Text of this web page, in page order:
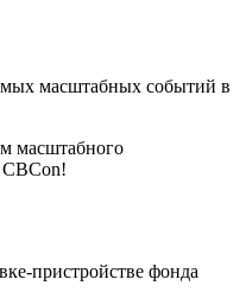
масштабных событий в
масштабного
пристройстве фонда